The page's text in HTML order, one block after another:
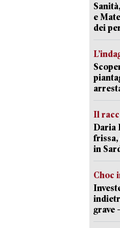
e
dei
Il
Daria
frissa,
in
Choc
grave